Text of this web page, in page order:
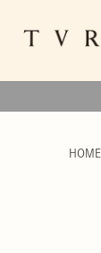
HOME